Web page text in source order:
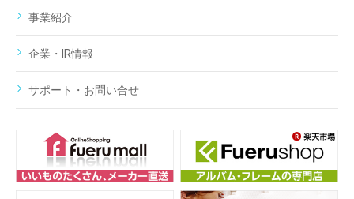
事業紹介
企業・IR情報
サポート・お問い合せ